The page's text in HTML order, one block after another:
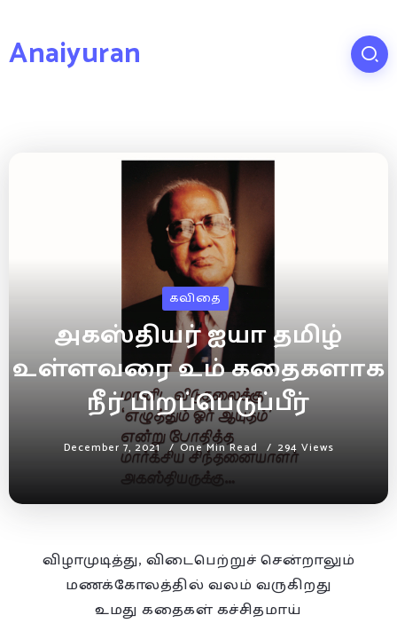
Anaiyuran
கவிதை
அகஸ்தியர் ஐயா தமிழ்
உள்ளவரை உம் கதைகளாக
நீர் பிறப்பெடுப்பீர்
December 7, 2021 One Min Read 294 Views
விழாமுடித்து, விடைபெற்றுச் சென்றாலும்
மணக்கோலத்தில் வலம் வருகிறது
உமது கதைகள் கச்சிதமாய்